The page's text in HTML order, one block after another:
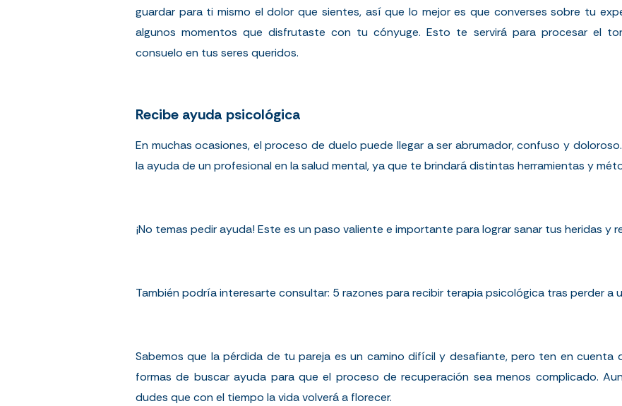
guardar para ti mismo el dolor que sientes, así que lo mejor es que converses sobre tu
algunos momentos que disfrutaste con tu cónyuge. Esto te servirá para procesar el
consuelo en tus seres queridos.
Recibe ayuda psicológica
En muchas ocasiones, el proceso de duelo puede llegar a ser abrumador, confuso y
la ayuda de un profesional en la salud mental, ya que te brindará distintas herramientas y
¡No temas pedir ayuda! Este es un paso valiente e importante para lograr sanar tus heridas y
También podría interesarte consultar: 5 razones para recibir terapia psicológica tras perder a
Sabemos que la pérdida de tu pareja es un camino difícil y desafiante, pero ten en
formas de buscar ayuda para que el proceso de recuperación sea menos complicado.
dudes que con el tiempo la vida volverá a florecer.